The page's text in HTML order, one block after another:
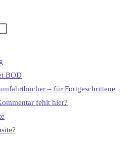
BOD
– für Fortgeschrittene
fehlt hier?